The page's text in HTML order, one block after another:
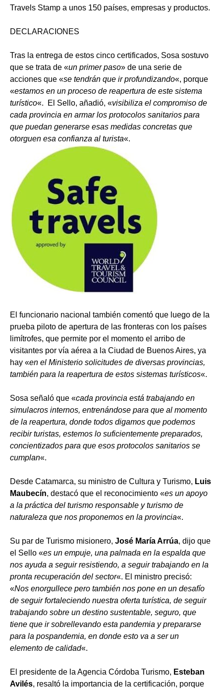
Travels Stamp a unos 150 países, empresas y productos.
DECLARACIONES
Tras la entrega de estos cinco certificados, Sosa sostuvo
que se trata de «un primer paso» de una serie de
acciones que «se tendrán que ir profundizando«, porque
«estamos en un proceso de reapertura de este sistema
turístico«. El Sello, añadió, «visibiliza el compromiso de
cada provincia en armar los protocolos sanitarios para
que puedan generarse esas medidas concretas que
otorguen esa confianza al turista«.
El funcionario nacional también comentó que luego de la
prueba piloto de apertura de las fronteras con los países
limítrofes, que permite por el momento el arribo de
visitantes por vía aérea a la Ciudad de Buenos Aires, ya
hay «en el Ministerio solicitudes de diversas provincias,
también para la reapertura de estos sistemas turísticos«.
Sosa señaló que «cada provincia está trabajando en
simulacros internos, entrenándose para que al momento
de la reapertura, donde todos digamos que podemos
recibir turistas, estemos lo suficientemente preparados,
concientizados para que esos protocolos sanitarios se
cumplan«.
Desde Catamarca, su ministro de Cultura y Turismo, Luis
Maubecín, destacó que el reconocimiento «es un apoyo
a la práctica del turismo responsable y turismo de
naturaleza que nos proponemos en la provincia«.
Su par de Turismo misionero, José María Arrúa, dijo que
el Sello «es un empuje, una palmada en la espalda que
nos ayuda a seguir resistiendo, a seguir trabajando en la
pronta recuperación del sector«. El ministro precisó:
«Nos enorgullece pero también nos pone en un desafío
de seguir fortaleciendo nuestra oferta turística, de seguir
trabajando sobre un destino sustentable, seguro, que
tiene que ir sobrellevando esta pandemia y prepararse
para la pospandemia, en donde esto va a ser un
elemento de calidad«.
El presidente de la Agencia Córdoba Turismo, Esteban
Avilés, resaltó la importancia de la certificación, porque